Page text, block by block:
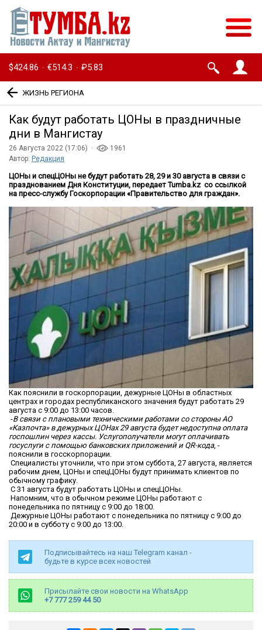
$424.86 · €514.3 · ₽5.83
ЖИЗНЬ РЕГИОНА
Как будут работать ЦОНы в праздничные
дни в Мангистау
26 Августа 2022 (17:06) ·
1961
Автор: Редакция
ЦОНы и спецЦОНы не будут работать 28, 29 и 30 августа в связи с
празднованием Дня Конституции, передает Tumba.kz со ссылкой
на пресс-службу Госкорпорации «Правительство для граждан».
Как пояснили в госкорпорации, дежурные ЦОНы в областных
центрах и городах республиканского значения будут работать 29
августа с 9:00 до 13:00 часов.
-В связи с плановыми техническими работами со стороны АО
«Казпочта» в дежурных ЦОНах 29 августа будет недоступна оплата
госпошлин через кассы. Услугополучатели могут оплачивать
госуслуги с помощью банковских приложений и QR-кода, -
пояснили в госскорпорации.
Специалисты уточнили, что при этом суббота, 27 августа, является
рабочим днем, ЦОНы и спецЦОНы будут принимать клиентов по
обычному графику.
С 31 августа будут работать ЦОНы и спецЦОНы.
Напомним, что в обычном режиме ЦОНы работают с
понедельника по пятницу с 9:00 до 18:00.
Дежурные ЦОНы работают с понедельника по пятницу с 9:00 до
20:00 и в субботу с 9:00 до 13:00.
Подписывайтесь на наш Telegram канал -
будьте в курсе всех новостей
Присылайте свои новости на WhatsApp
+7 777 259 44 50